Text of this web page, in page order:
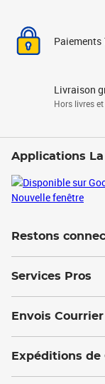
Paiements
Livraison
Hors livres
Applications
Restons
Services Pros
Envois Courrier
Expéditions de